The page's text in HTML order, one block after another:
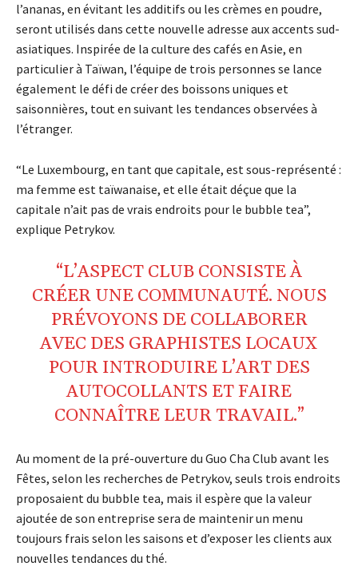
l’ananas, en évitant les additifs ou les crèmes en poudre,
seront utilisés dans cette nouvelle adresse aux accents sud-
asiatiques. Inspirée de la culture des cafés en Asie, en
particulier à Taïwan, l’équipe de trois personnes se lance
également le défi de créer des boissons uniques et
saisonnières, tout en suivant les tendances observées à
l’étranger.
“Le Luxembourg, en tant que capitale, est sous-représenté :
ma femme est taïwanaise, et elle était déçue que la
capitale n’ait pas de vrais endroits pour le bubble tea”,
explique Petrykov.
“L’ASPECT CLUB CONSISTE À
CRÉER UNE COMMUNAUTÉ. NOUS
PRÉVOYONS DE COLLABORER
AVEC DES GRAPHISTES LOCAUX
POUR INTRODUIRE L’ART DES
AUTOCOLLANTS ET FAIRE
CONNAÎTRE LEUR TRAVAIL.”
Au moment de la pré-ouverture du Guo Cha Club avant les
Fêtes, selon les recherches de Petrykov, seuls trois endroits
proposaient du bubble tea, mais il espère que la valeur
ajoutée de son entreprise sera de maintenir un menu
toujours frais selon les saisons et d’exposer les clients aux
nouvelles tendances du thé.